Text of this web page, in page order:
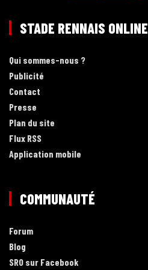
STADE RENNAIS ONLINE
Qui sommes-nous ?
Publicité
Contact
Presse
Plan du site
Flux RSS
Application mobile
COMMUNAUTÉ
Forum
Blog
SRO sur Facebook